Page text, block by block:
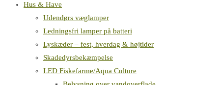
Hus & Have
Udendørs væglamper
Ledningsfri lamper på batteri
Lyskæder – fest, hverdag & højtider
Skadedyrsbekæmpelse
LED Fiskefarme/Aqua Culture